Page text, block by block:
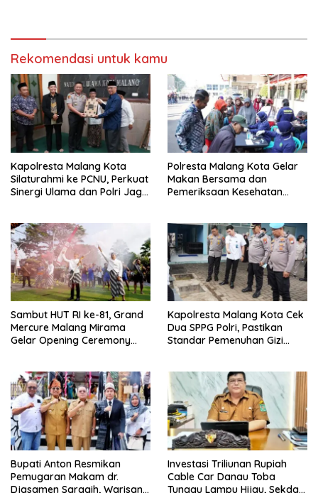
Rekomendasi untuk kamu
Kapolresta Malang Kota
Silaturahmi ke PCNU, Perkuat
Sinergi Ulama dan Polri Jaga
Polresta Malang Kota Gelar
Makan Bersama dan
Pemeriksaan Kesehatan
Sambut HUT RI ke-81, Grand
Mercure Malang Mirama
Gelar Opening Ceremony
Kapolresta Malang Kota Cek
Dua SPPG Polri, Pastikan
Standar Pemenuhan Gizi
Bupati Anton Resmikan
Pemugaran Makam dr.
Djasamen Saragih, Warisan
Investasi Triliunan Rupiah
Cable Car Danau Toba
Tunggu Lampu Hijau, Sekda